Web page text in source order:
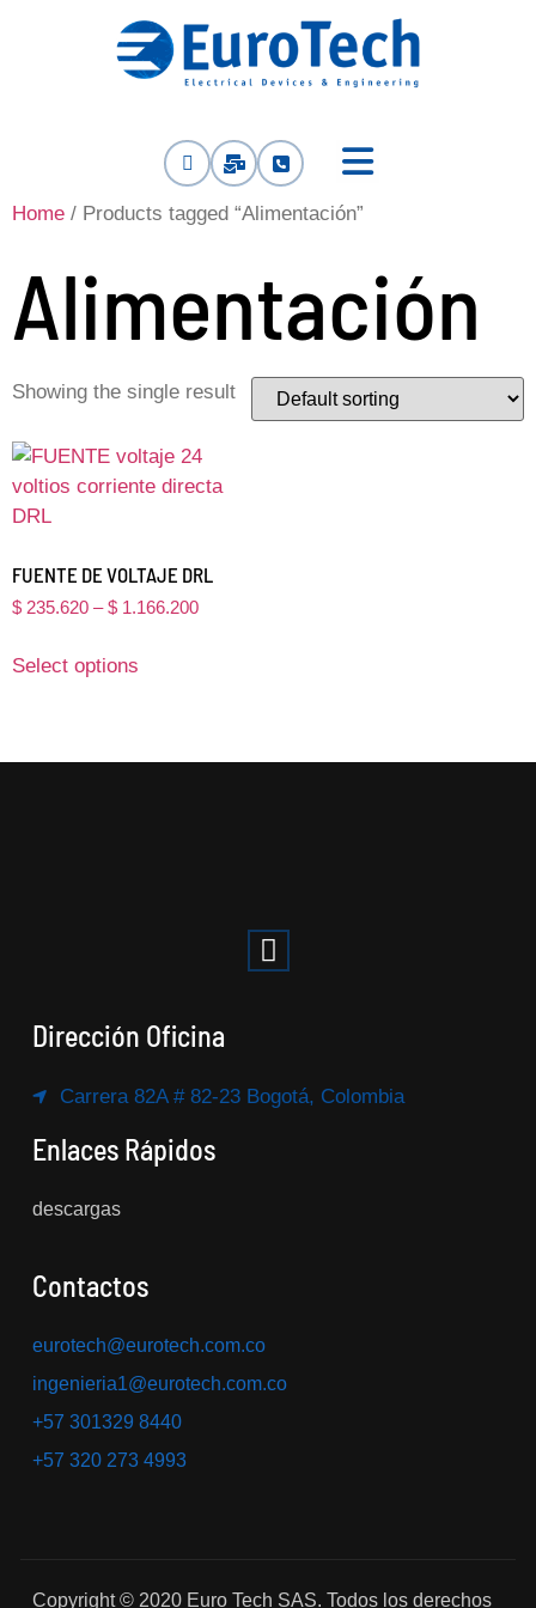
Home / Products tagged “Alimentación”
Alimentación
Showing the single result
FUENTE DE VOLTAJE DRL
$ 235.620 –$ 1.166.200
Select options
Dirección Oficina
Carrera 82A # 82-23 Bogotá, Colombia
Enlaces Rápidos
descargas
Contactos
eurotech@eurotech.com.co
ingenieria1@eurotech.com.co
+57 301329 8440
+57 320 273 4993
Copyright © 2020 Euro Tech SAS. Todos los derechos